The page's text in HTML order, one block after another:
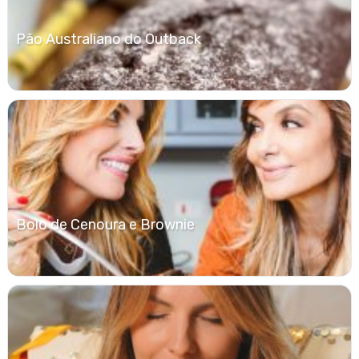
Pão Australiano do Outback
Bolo de Cenoura e Brownie